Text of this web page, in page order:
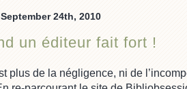
24th, 2010
un éditeur fait fort !
plus de la négligence, ni de